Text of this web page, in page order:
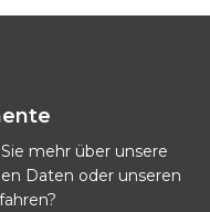
mehr über unsere
Daten oder unseren